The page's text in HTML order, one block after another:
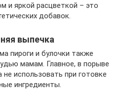
и яркой расцветкой – это
добавок.
выпечка
пироги и булочки также
мамам. Главное, в порыве
не использовать при готовке
ингредиенты.